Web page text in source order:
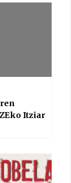
Itziar